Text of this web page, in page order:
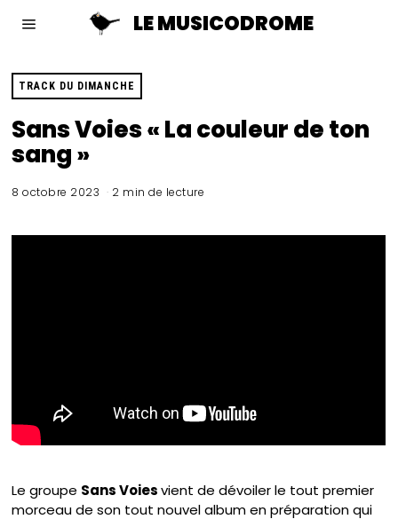
LE MUSICODROME
TRACK DU DIMANCHE
Sans Voies « La couleur de ton
sang »
8 octobre 2023 2 min de lecture
Le groupe Sans Voiesvient de dévoiler le tout premier
morceau de son tout nouvel album en préparation qui